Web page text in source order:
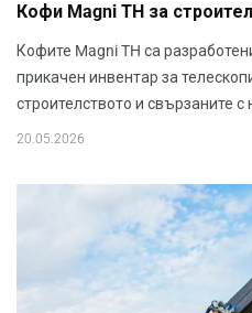
Кофи Magni TH за
Кофите Magni TH са
прикачен инвентар за
строителството и свързаните
20.05.2026